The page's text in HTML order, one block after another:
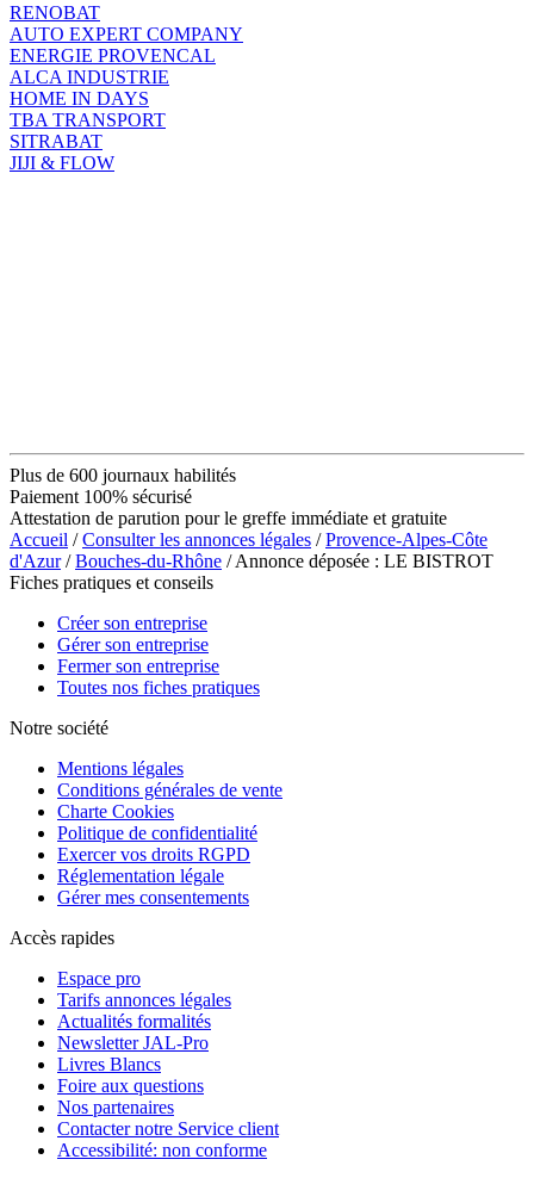
RENOBAT
AUTO EXPERT COMPANY
ENERGIE PROVENCAL
ALCA INDUSTRIE
HOME IN DAYS
TBA TRANSPORT
SITRABAT
JIJI & FLOW
Plus de 600 journaux habilités
Paiement 100% sécurisé
Attestation de parution pour le greffe immédiate et gratuite
Accueil /Consulter les annonces légales /Provence-Alpes-Côte
d'Azur/Bouches-du-Rhône / Annonce déposée : LE BISTROT
Fiches pratiques et conseils
Créer son entreprise
Gérer son entreprise
Fermer son entreprise
Toutes nos fiches pratiques
Notre société
Mentions légales
Conditions générales de vente
Charte Cookies
Politique de confidentialité
Exercer vos droits RGPD
Réglementation légale
Gérer mes consentements
Accès rapides
Espace pro
Tarifs annonces légales
Actualités formalités
Newsletter JAL-Pro
Livres Blancs
Foire aux questions
Nos partenaires
Contacter notre Service client
Accessibilité: non conforme